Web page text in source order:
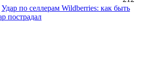
Удар по селлерам Wildberries: как быть
пострадал